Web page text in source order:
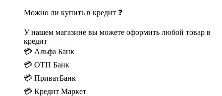
Можно ли купить в кредит ❓
У нашем магазине вы можете оформить любой товар в
кредит
💳 Альфа Банк
💳 ОТП Банк
💳 ПриватБанк
💳 Кредит Маркет